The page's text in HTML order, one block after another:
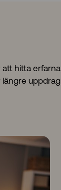
att hitta erfarna
uppdrag